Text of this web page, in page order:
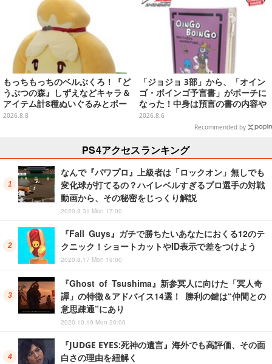
もっちもっちのベルぶくろ！『ど
うぶつの森』しずえなどキャラ＆
アイテム計8種ぬいぐるみとボー
ルチェーン付きマスコットが発売
2026.8.8
「ジョジョ 3部」から、「オイン
ゴ・ボインゴ予言書」がポーチに
なった！中身は預言の書の内容や
アニメ総柄デザインをプリント
2026.8.6
Recommended by
PS4アクセスランキング
なんで『パワプロ』上級者は「ロックオン」無しでも
変化球が打てるの？ハイレベルすぎるプロ選手の対戦
動画から、その秘密をじっくり解説
2020.8.31 Mon 17:00
『Fall Guys』ガチで勝ちたいあなたにおくる12のテ
クニック！ショートカットやID表示で差をつけよう
2020.8.17 Mon 19:00
『Ghost of Tsushima』新参冥人に向けた「冥人奇
譚」の特徴＆アドバイス14選！ 勝利の鍵は“仲間との
意思疎通”にあり
2020.10.19 Mon 20:00
『JUDGE EYES:死神の遺言』海外でも高評価、その面
白さの理由を紐解く